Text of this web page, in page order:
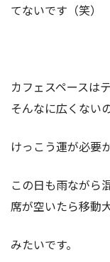
てないです（笑）
カフェスペースは
そんなに広くない
けっこう運が必要
この日も雨ながら
席が空いたら移動
みたいです。